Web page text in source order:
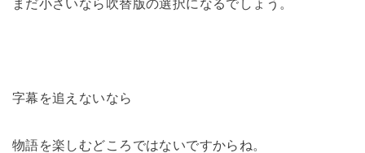
まだ小さいなら吹替版の選択になるでしょう。
字幕を追えないなら
物語を楽しむどころではないですからね。